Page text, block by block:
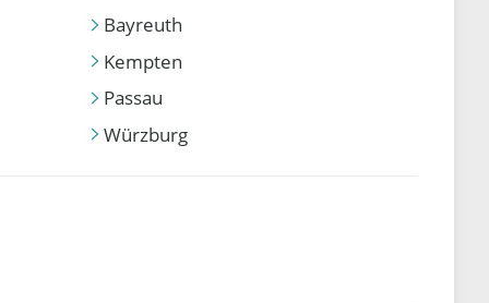
Bayreuth
Kempten
Passau
Würzburg